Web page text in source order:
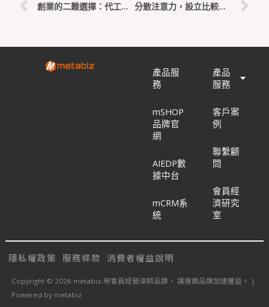
創業的二難選擇：代工生存還是產品專注？ 分散注意力，設立比較基準點，逆向思維：從困境中找到新的動力
產品服
務
mSHOP
品牌官
網
AIEDP數
據中台
mCRM系
統
產品
服務
客戶案
例
聯繫顧
問
會員經
濟研究
室
Copyright © 2026 metabiz-用會員經營深耕品牌， 讓連鎖品牌加速獲益。 |
Powered by metabiz
隱私權政策 服務條款 消費者權益說明